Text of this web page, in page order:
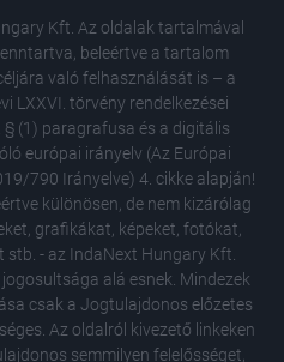
Kft. Az oldalak tartalmával
beleértve a tartalom
való felhasználását is – a
LXXVI. törvény rendelkezései
(1) paragrafusa és a digitális
európai irányelv (Az Európai
790 Irányelve) 4. cikke alapján!
különösen, de nem kizárólag
grafikákat, képeket, fotókat,
stb. - az IndaNext Hungary Kft.
alá esnek. Mindezek
csak a Jogtulajdonos előzetes
Az oldalról kivezető linkeken
semmilyen felelősséget,